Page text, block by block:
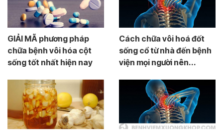
GIẢI MÃ phương pháp
chữa bệnh vôi hóa cột
sống tốt nhất hiện nay
Cách chữa vôi hoá đốt
sống cổ từ nhà đến bệnh
viện mọi người nên...